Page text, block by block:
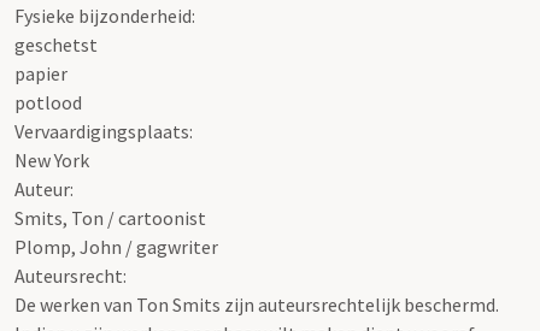
Fysieke bijzonderheid:
geschetst
papier
potlood
Vervaardigingsplaats:
New York
Auteur:
Smits, Ton / cartoonist
Plomp, John / gagwriter
Auteursrecht:
De werken van Ton Smits zijn auteursrechtelijk beschermd.